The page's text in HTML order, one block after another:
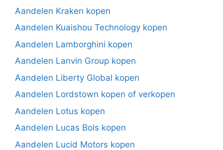
Aandelen Kraken kopen
Aandelen Kuaishou Technology kopen
Aandelen Lamborghini kopen
Aandelen Lanvin Group kopen
Aandelen Liberty Global kopen
Aandelen Lordstown kopen of verkopen
Aandelen Lotus kopen
Aandelen Lucas Bols kopen
Aandelen Lucid Motors kopen